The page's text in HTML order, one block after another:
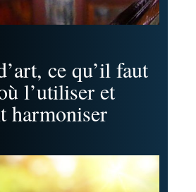
ce qu’il faut
l’utiliser et
harmoniser